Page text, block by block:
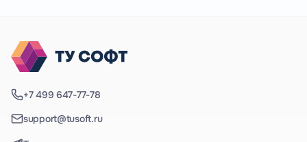
+7 499 647-77-78
support@tusoft.ru